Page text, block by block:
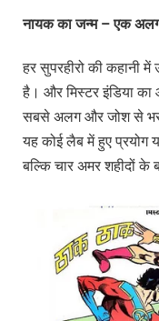
नायक का जन्म–एक
हर सुपरहीरो की कहानी
है। और मिस्टर इंडिया का
सबसे अलग और जोश से
यह कोई लैब में हुए प्रयोग
बल्कि चार अमर शहीदों के